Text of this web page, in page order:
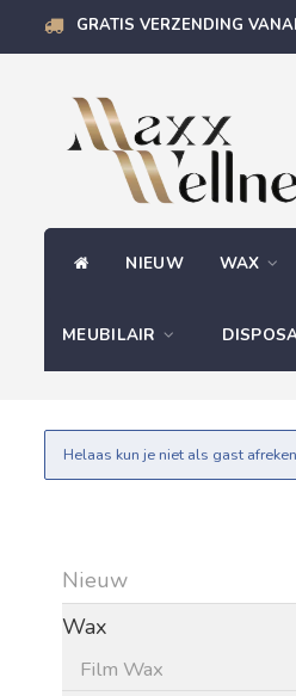
GRATIS VERZENDING
NIEUW WAX
MEUBILAIR
Helaas kun je niet als gast
Nieuw
Wax
Film Wax